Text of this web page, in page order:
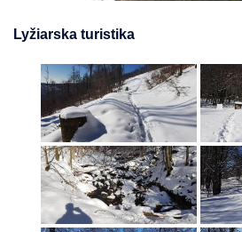
Lyžiarska turistika